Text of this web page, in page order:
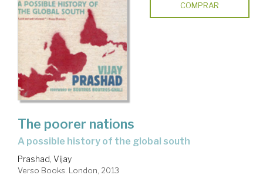
COMPRAR
The poorer nations
a possible history of the global south
Prashad, Vijay
Verso Books. London, 2013